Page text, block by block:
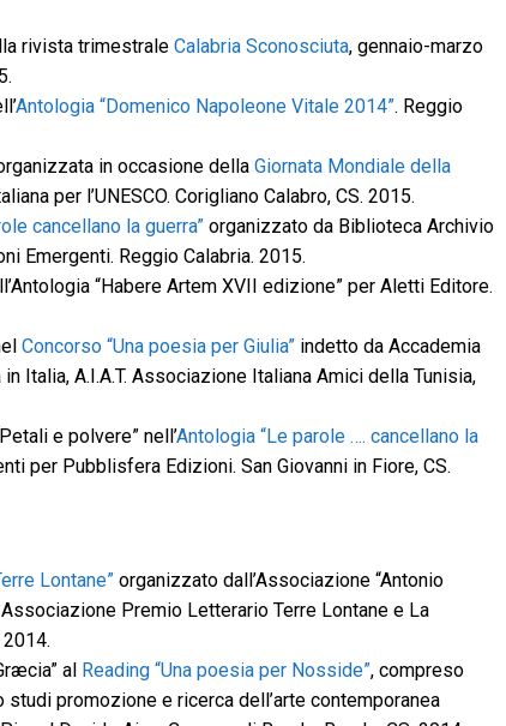
rivista trimestrale Calabria Sconosciuta, gennaio-marzo
Antologia “Domenico Napoleone Vitale 2014”. Reggio
in occasione della Giornata Mondiale della
per l’UNESCO. Corigliano Calabro, CS. 2015.
cancellano la guerra” organizzato da Biblioteca Archivio
Emergenti. Reggio Calabria. 2015.
“Habere Artem XVII edizione” per Aletti Editore.
Concorso “Una poesia per Giulia” indetto da Accademia
Italia, A.I.A.T. Associazione Italiana Amici della Tunisia,
e polvere” nell’Antologia “Le parole …. cancellano la
per Pubblisfera Edizioni. San Giovanni in Fiore, CS.
Lontane” organizzato dall’Associazione “Antonio
Premio Letterario Terre Lontane e La
al Reading “Una poesia per Nosside”, compreso
promozione e ricerca dell’arte contemporanea